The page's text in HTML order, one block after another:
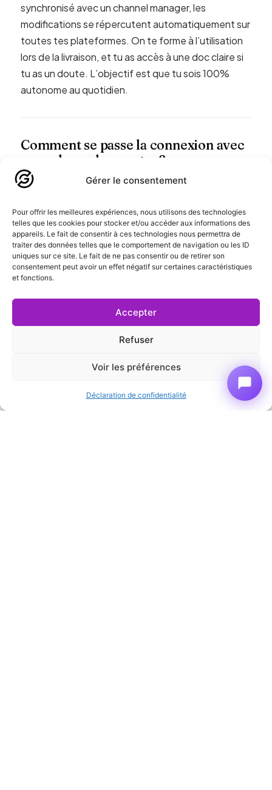
Gérer le consentement
Pour offrir les meilleures expériences, nous utilisons des technologies
telles que les cookies pour stocker et/ou accéder aux informations des
appareils. Le fait de consentir à ces technologies nous permettra de
traiter des données telles que le comportement de navigation ou les ID
uniques sur ce site. Le fait de ne pas consentir ou de retirer son
consentement peut avoir un effet négatif sur certaines caractéristiques
et fonctions.
Accepter
Refuser
Voir les préférences
Déclaration de confidentialité
synchronisé avec un channel manager, les
modifications se répercutent automatiquement sur
toutes tes plateformes. On te forme à l’utilisation
lors de la livraison, et tu as accès à une doc claire si
tu as un doute. L’objectif est que tu sois 100%
autonome au quotidien.
Comment se passe la connexion avec
mon channel manager ?
On travaille avec les principaux channel managers
récupère tes accès API, on configure la
synchronisation bidirectionnelle, et on teste tous
les scénarios : réservation depuis ton site,
réservation depuis une OTA, modification de
disponibilités, annulation. L’objectif est que tout
communique en temps réel sans intervention
manuelle. Si tu n’as pas encore de channel
manager, on peut t’orienter vers une solution
démarrer le projet.